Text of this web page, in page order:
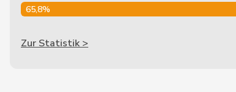
65,8%
Zur Statistik >